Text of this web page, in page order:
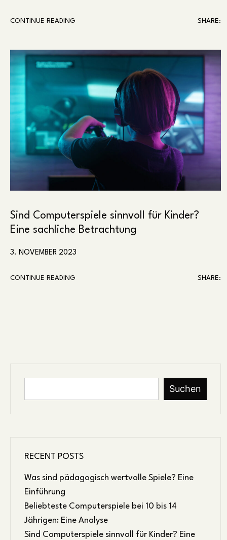
CONTINUE READING SHARE:
Sind Computerspiele sinnvoll für Kinder?
Eine sachliche Betrachtung
3. NOVEMBER 2023
CONTINUE READING SHARE:
Suchen
RECENT POSTS
Was sind pädagogisch wertvolle Spiele? Eine
Einführung
Beliebteste Computerspiele bei 10 bis 14
Jährigen: Eine Analyse
Sind Computerspiele sinnvoll für Kinder? Eine